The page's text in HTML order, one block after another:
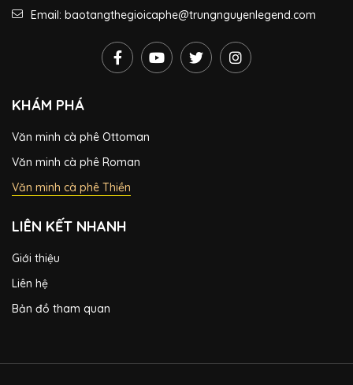
Email: baotangthegioicaphe@trungnguyenlegend.com
KHÁM PHÁ
Văn minh cà phê Ottoman
Văn minh cà phê Roman
Văn minh cà phê Thiền
LIÊN KẾT NHANH
Giới thiệu
Liên hệ
Bản đồ tham quan